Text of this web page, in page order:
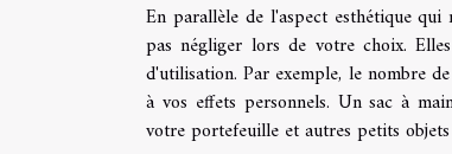
En parallèle de l'aspect esthétique
pas négliger lors de votre choix.
d'utilisation. Par exemple, le nombre
à vos effets personnels. Un sac à
votre portefeuille et autres petits